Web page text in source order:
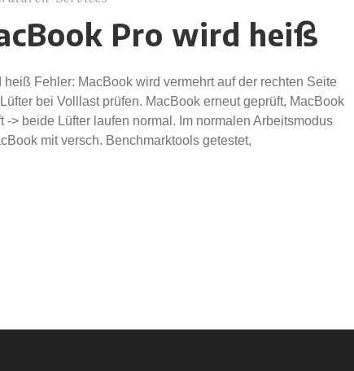
Pro wird heiß
Fehler: MacBook wird vermehrt auf der rechten Seite
bei Volllast prüfen. MacBook erneut geprüft, MacBook
> beide Lüfter laufen normal. Im normalen Arbeitsmodus
mit versch. Benchmarktools getestet,